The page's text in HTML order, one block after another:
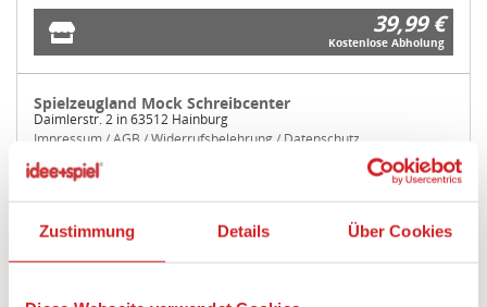
Zustimmung Details Über Cookies
39,99 €
Kostenlose Abholung
Spielzeugland Mock Schreibcenter
Daimlerstr. 2 in 63512 Hainburg
Impressum /AGB /Widerrufsbelehrung /Datenschutz
Händlerbewertung
39,99 €
zzgl. 6,50 € Versand